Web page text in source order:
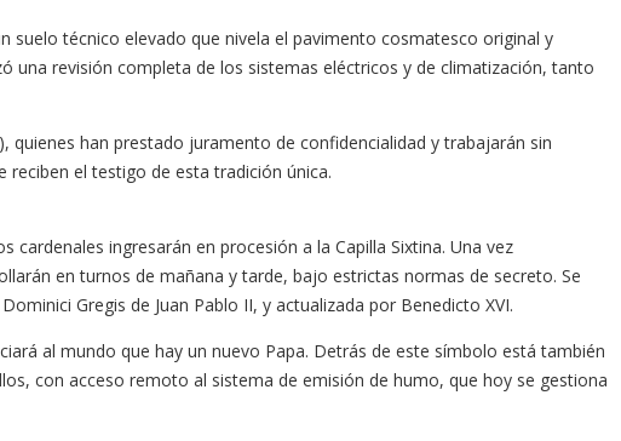
técnico elevado que nivela el pavimento cosmatesco original y
una revisión completa de los sistemas eléctricos y de climatización, tanto
han prestado juramento de confidencialidad y trabajarán sin
el testigo de esta tradición única.
ingresarán en procesión a la Capilla Sixtina. Una vez
en turnos de mañana y tarde, bajo estrictas normas de secreto. Se
Gregis de Juan Pablo II, y actualizada por Benedicto XVI.
al mundo que hay un nuevo Papa. Detrás de este símbolo está también
con acceso remoto al sistema de emisión de humo, que hoy se gestiona